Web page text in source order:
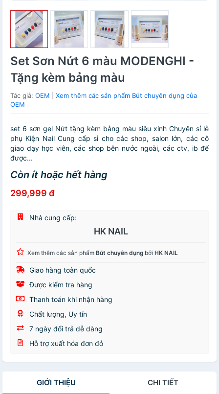
Set Sơn Nứt 6 màu MODENGHI -
Tặng kèm bảng màu
Tác giả: OEM
Xem thêm các sản phẩm Bút chuyên dụng của
OEM
set 6 sơn gel Nứt tặng kèm bảng màu siêu xinh Chuyên sỉ lẻ
phụ Kiện Nail Cung cấp sỉ cho các shop, salon lớn, các cô
giao dạy học viên, các shop bên nước ngoài, các ctv, ib để
được...
Còn ít hoặc hết hàng
299,999 đ
Nhà cung cấp:
HK NAIL
Xem thêm các sản phẩm Bút chuyên dụng bởi HK NAIL
Giao hàng toàn quốc
Được kiểm tra hàng
Thanh toán khi nhận hàng
Chất lượng, Uy tín
7 ngày đổi trả dễ dàng
Hỗ trợ xuất hóa đơn đỏ
GIỚI THIỆU CHI TIẾT